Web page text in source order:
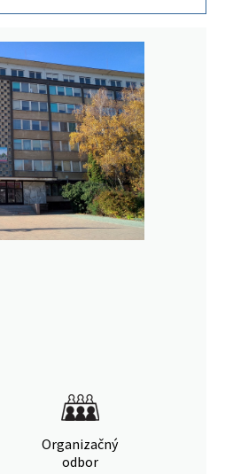
Organizačný
odbor